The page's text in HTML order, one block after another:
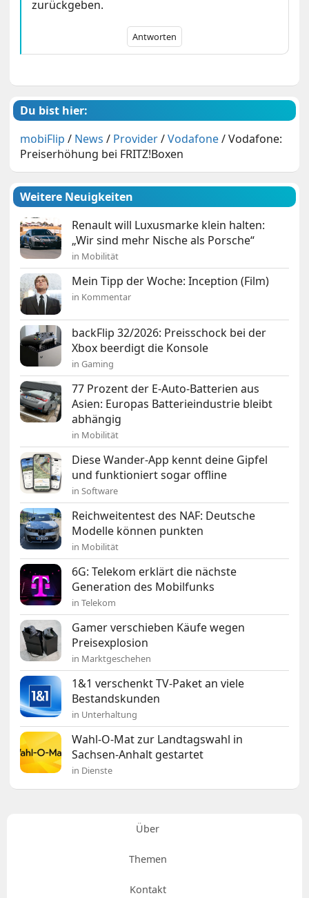
zurückgeben.
Antworten
Du bist hier:
mobiFlip / News / Provider/Vodafone/Vodafone:
Preiserhöhung bei FRITZ!Boxen
Weitere Neuigkeiten
Renault will Luxusmarke klein halten:
„Wir sind mehr Nische als Porsche“
in Mobilität
Mein Tipp der Woche: Inception (Film)
in Kommentar
backFlip 32/2026: Preisschock bei der
Xbox beerdigt die Konsole
in Gaming
77 Prozent der E-Auto-Batterien aus
Asien: Europas Batterieindustrie bleibt
abhängig
in Mobilität
Diese Wander-App kennt deine Gipfel
und funktioniert sogar offline
in Software
Reichweitentest des NAF: Deutsche
Modelle können punkten
in Mobilität
6G: Telekom erklärt die nächste
Generation des Mobilfunks
in Telekom
Gamer verschieben Käufe wegen
Preisexplosion
in Marktgeschehen
1&1 verschenkt TV-Paket an viele
Bestandskunden
in Unterhaltung
Wahl-O-Mat zur Landtagswahl in
Sachsen-Anhalt gestartet
in Dienste
Über
Themen
Kontakt